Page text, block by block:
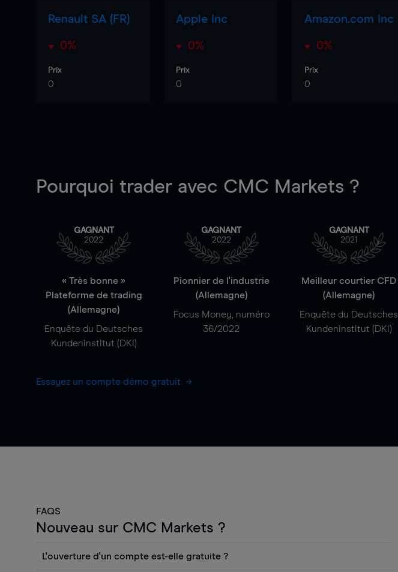
Renault SA (FR)
0%
Prix
0
Apple Inc
0%
Prix
0
Amazon.com Inc
0%
Prix
0
Pourquoi trader avec CMC Markets ?
GAGNANT
2022
« Très bonne »
Plateforme de trading
(Allemagne)
Enquête du Deutsches
Kundeninstitut (DKI)
GAGNANT
2022
Pionnier de l'industrie
(Allemagne)
Focus Money, numéro
36/2022
GAGNANT
2021
Meilleur courtier CFD
(Allemagne)
Enquête du Deutsches
Kundeninstitut (DKI)
Essayez un compte démo gratuit
FAQS
Nouveau sur CMC Markets ?
L'ouverture d'un compte est-elle gratuite ?